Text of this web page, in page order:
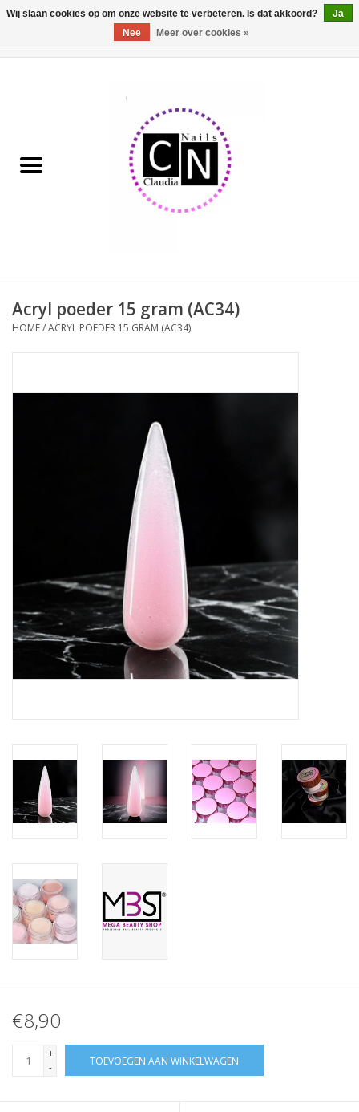
Pedicure producten
Acrylpoeder
Apparatuur
Startpakketten
NIEUW! MBS Producten
Beauty Producten
Hema free line/Hypoallergenic
Glitters ombre Spray
Nail Mist
Acryl poeder 15 gram (AC34)
HOME/ACRYL POEDER 15 GRAM (AC34)
€8,90
+
-
TOEVOEGEN AAN WINKELWAGEN
Wij slaan cookies op om onze website te verbeteren. Is dat akkoord?
Ja
Nee
Meer over cookies »